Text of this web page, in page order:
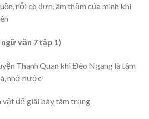
nỗi cô đơn, âm thầm của mình khi
văn 7 tập 1)
Thanh Quan khi Đèo Ngang là tâm
nhớ nước
vật để giãi bày tâm trạng